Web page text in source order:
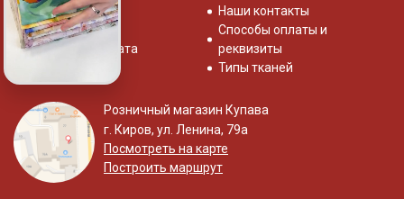
Отзывы о нас
Система скидок
Доставка и оплата
Наши контакты
Способы оплаты и
реквизиты
Типы тканей
Розничный магазин Купава
г. Киров, ул. Ленина, 79а
Посмотреть на карте
Построить маршрут